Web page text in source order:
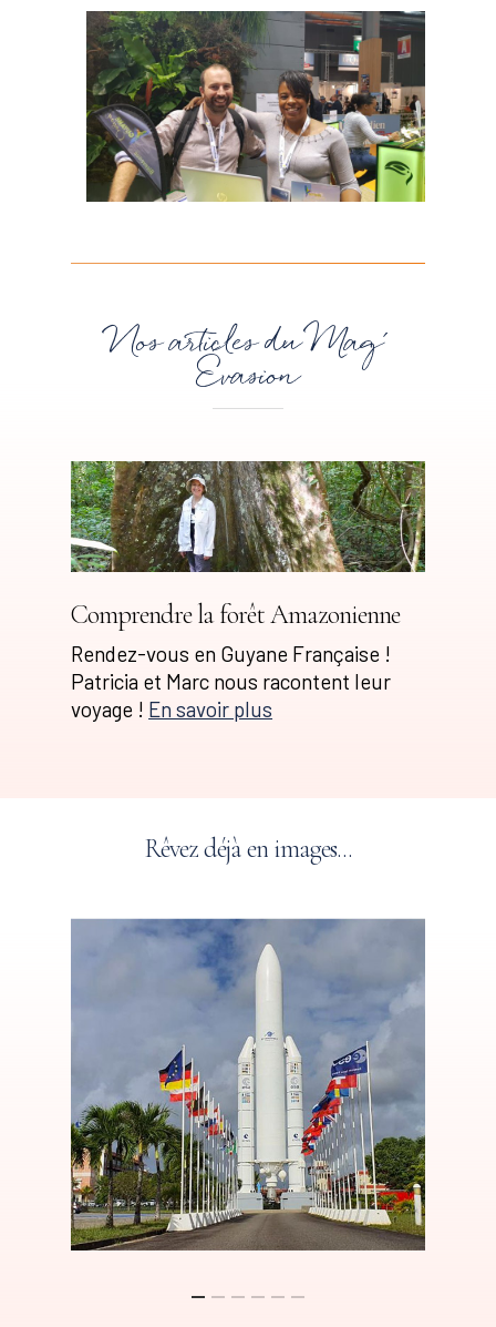
Nos articles du Mag'
Évasion
Comprendre la forêt Amazonienne
Rendez-vous en Guyane Française !
Patricia et Marc nous racontent leur
voyage ! En savoir plus
Rêvezdéjàen images...